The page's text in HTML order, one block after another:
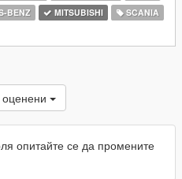
BENZ MITSUBISHI
SCANIA
опитайте се да промените